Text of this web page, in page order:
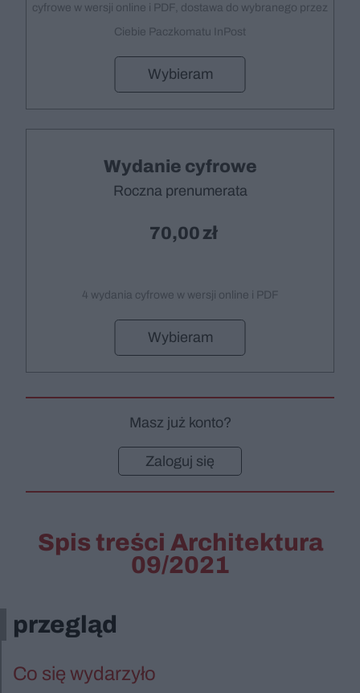
cyfrowe w wersji online i PDF, dostawa do wybranego przez
Ciebie Paczkomatu InPost
Wybieram
Wydanie cyfrowe
Roczna prenumerata
70,00
4 wydania cyfrowe w wersji online i PDF
Wybieram
Masz już konto?
Zaloguj się
Spis treści Architektura
09/2021
przegląd
Co się wydarzyło